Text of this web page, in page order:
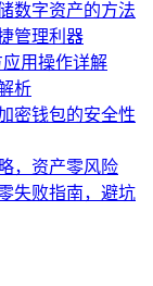
数字资产的方法
管理利器
用操作详解
析
密钱包的安全性
，资产零风险
失败指南，避坑